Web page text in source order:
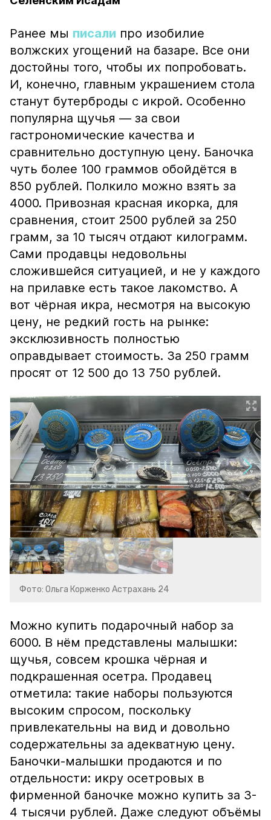
Ранее мы писали про изобилие
волжских угощений на базаре. Все они
достойны того, чтобы их попробовать.
И, конечно, главным украшением стола
станут бутерброды с икрой. Особенно
популярна щучья — за свои
гастрономические качества и
сравнительно доступную цену. Баночка
чуть более 100 граммов обойдётся в
850 рублей. Полкило можно взять за
4000. Привозная красная икорка, для
сравнения, стоит 2500 рублей за 250
грамм, за 10 тысяч отдают килограмм.
Сами продавцы недовольны
сложившейся ситуацией, и не у каждого
на прилавке есть такое лакомство. А
вот чёрная икра, несмотря на высокую
цену, не редкий гость на рынке:
эксклюзивность полностью
оправдывает стоимость. За 250 грамм
просят от 12 500 до 13 750 рублей.
Фото: Ольга Корженко Астрахань 24
Можно купить подарочный набор за
6000. В нём представлены малышки:
щучья, совсем крошка чёрная и
подкрашенная осетра. Продавец
отметила: такие наборы пользуются
высоким спросом, поскольку
привлекательны на вид и довольно
содержательны за адекватную цену.
Баночки-малышки продаются и по
отдельности: икру осетровых в
фирменной баночке можно купить за 3-
4 тысячи рублей. Даже следуют объёмы